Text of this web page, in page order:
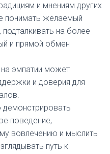
и мнениям других
понимать желаемый
на более
и прямой обмен
эмпатии может
и доверия для
поведение,
вовлечению и мыслить
путь к